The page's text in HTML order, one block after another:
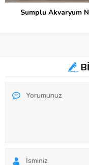
Sumplu Akvaryum